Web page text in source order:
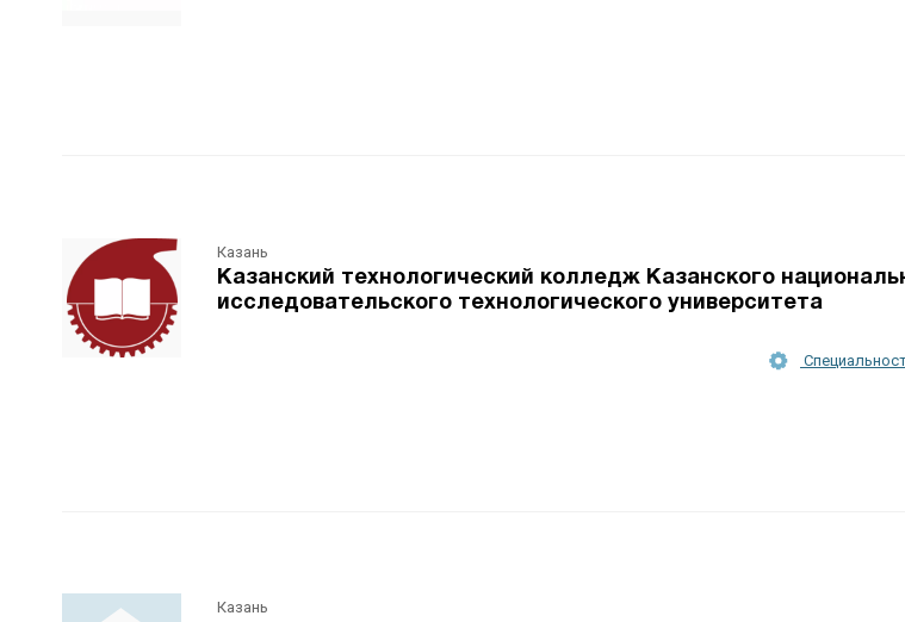
Казань
Казанский технологический колледж Казанского
исследовательского технологического университета
Казань